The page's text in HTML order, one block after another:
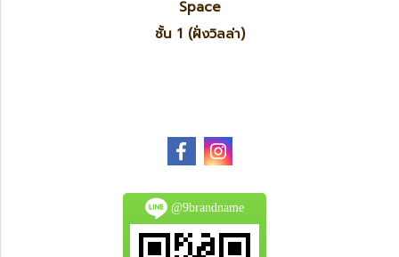
Space
ชั้น 1 (ฝั่งวิลล่า)
@9brandname